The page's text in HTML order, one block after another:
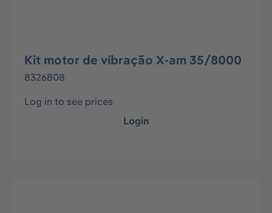
Kit motor de vibração X-am 35/8000
8326808
Log in to see prices
Login